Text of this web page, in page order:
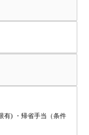
有) ・帰省手当（条件